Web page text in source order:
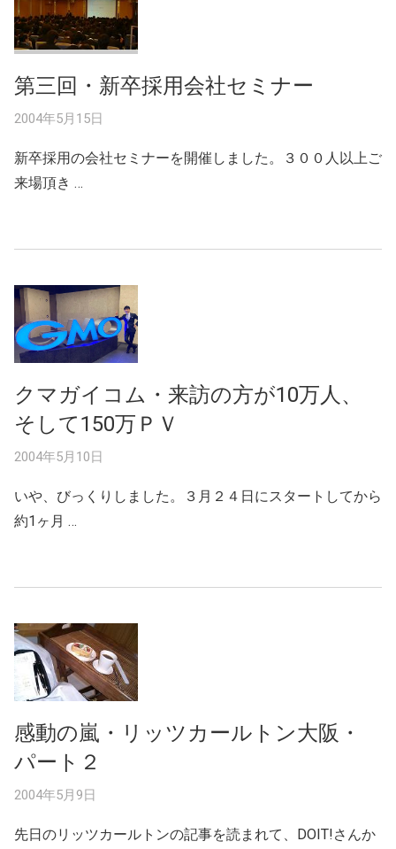
第三回・新卒採用会社セミナー
2004年5月15日
新卒採用の会社セミナーを開催しました。３００人以上ご
来場頂き …
クマガイコム・来訪の方が10万人、
そして150万ＰＶ
2004年5月10日
いや、びっくりしました。３月２４日にスタートしてから
約1ヶ月 …
感動の嵐・リッツカールトン大阪・
パート２
2004年5月9日
先日のリッツカールトンの記事を読まれて、DOIT!さんか